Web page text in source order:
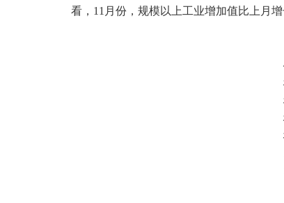
看，11月份，规模以上工业增加值比上月